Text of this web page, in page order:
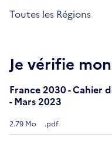
Toutes les Régions
Je vérifie
France 2030 - Cahier
- Mars 2023
2.79 Mo .pdf